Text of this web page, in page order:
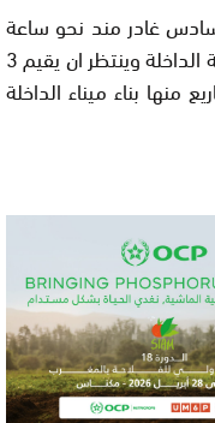
غادر مند نحو ساعة
تقريبا مدينة العيون متجها الى جهة مدينة الداخلة وينتظر ان يقيم 3
بناء ميناء الداخلة